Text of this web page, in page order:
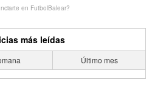
en FutbolBalear?
más leídas
Último mes